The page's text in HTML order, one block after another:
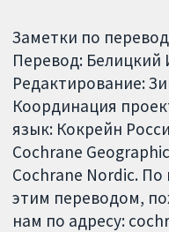
Заметки по
Перевод: Белицкий
Редактирование:
Координация
язык: Кокрейн
Cochrane
Cochrane Nordic.
этим переводом,
нам по адресу: